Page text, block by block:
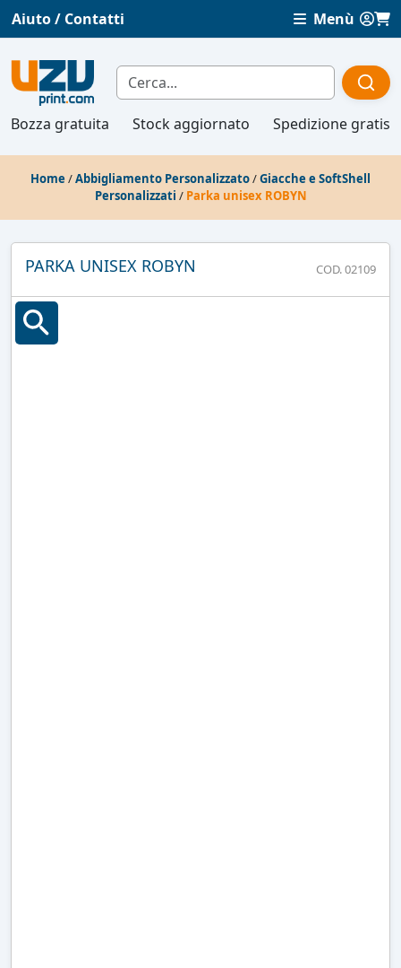
Aiuto / Contatti Menù
Bozza gratuita Stock aggiornato Spedizione gratis
Home /Abbigliamento Personalizzato/Giacche e SoftShell
Personalizzati / Parka unisex ROBYN
PARKA UNISEX ROBYN COD. 02109